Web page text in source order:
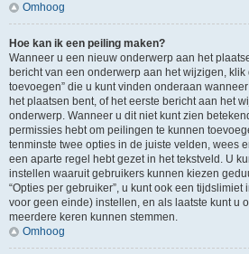
Omhoog
Hoe kan ik een peiling maken?
Wanneer u een nieuw onderwerp aan het
bericht van een onderwerp aan het wijzigen, klik
toevoegen” die u kunt vinden onderaan
het plaatsen bent, of het eerste bericht aan het
onderwerp. Wanneer u dit niet kunt zien
permissies hebt om peilingen te kunnen
tenminste twee opties in de juiste velden, wees
een aparte regel hebt gezet in het tekstveld. U
instellen waaruit gebruikers kunnen kiezen
“Opties per gebruiker”, u kunt ook een
voor geen einde) instellen, en als laatste kunt u
meerdere keren kunnen stemmen.
Omhoog